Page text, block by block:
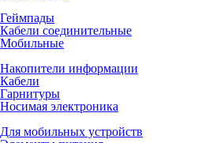
Геймпады
Кабели соединительные
Мобильные
Накопители информации
Кабели
Гарнитуры
Носимая электроника
Для мобильных устройств